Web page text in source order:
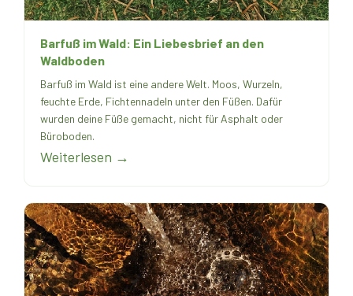
Barfuß im Wald: Ein Liebesbrief an den
Waldboden
Barfuß im Wald ist eine andere Welt. Moos, Wurzeln,
feuchte Erde, Fichtennadeln unter den Füßen. Dafür
wurden deine Füße gemacht, nicht für Asphalt oder
Büroboden.
Weiterlesen →